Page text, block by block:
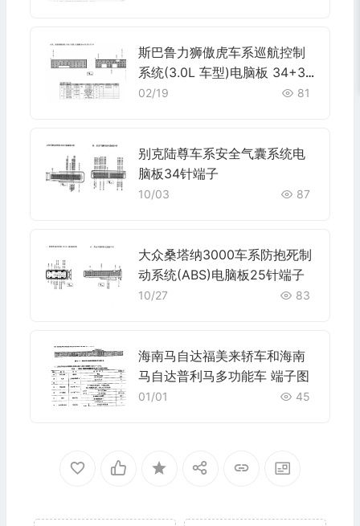
斯巴鲁力狮傲虎车系巡航控制
系统(3.0L 车型)电脑板 34+35
+35+31 针端子
02/19 81
别克陆尊车系安全气囊系统电
脑板34针端子
10/03 87
大众桑塔纳3000车系防抱死制
动系统(ABS)电脑板25针端子
10/27 83
海南马自达福美来轿车和海南
马自达普利马多功能车 端子图
01/01 45